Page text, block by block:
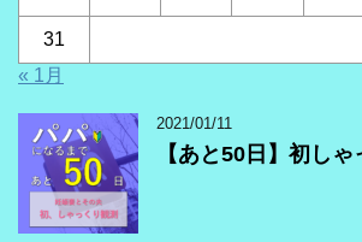
31
« 1月
2021/01/11
【あと50日】初し